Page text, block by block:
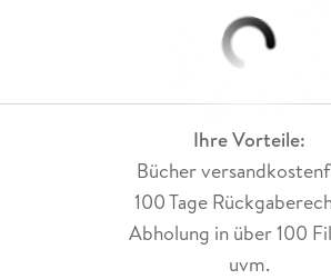
Ihre Vorteile:
Bücher
100 Tage
Abholung in über 100
uvm.